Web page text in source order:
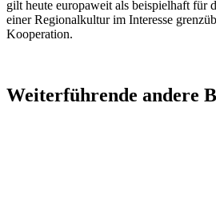
gilt heute europaweit als beispielhaft für
einer Regionalkultur im Interesse
Kooperation.
Weiterführende andere